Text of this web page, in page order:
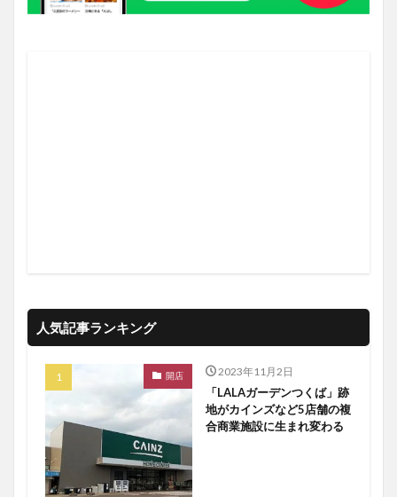
人気記事ランキング
開店 2023年11月2日
「LALAガーデンつくば」跡
地がカインズなど5店舗の複
合商業施設に生まれ変わる